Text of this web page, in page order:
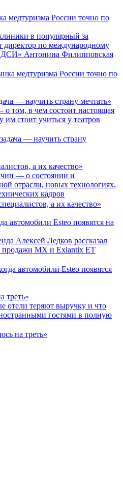
медтуризма России точно по
в популярный за
директор по международному
Антонина Филипповская
— научить страну мечтать»
том, в чем состоит настоящая
им стоит учиться у театров
а их качество»
— о состоянии и
отрасли, новых технологиях,
кадров
автомобили Esteo появятся на
Алексей Ледков рассказал
продажи MX и Exlantix ET
треть»
отели теряют выручку и что
гостями в полную